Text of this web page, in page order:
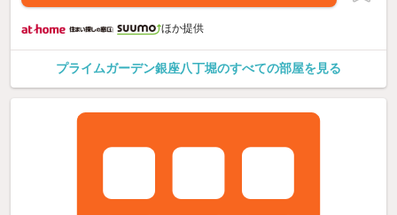
ほか提供
プライムガーデン銀座八丁堀のすべての部屋を見る